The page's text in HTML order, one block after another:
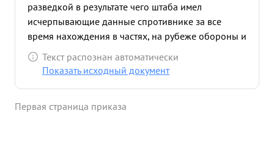
разведкой в результате чего штаба имел
исчерпывающие данные спротивнике за все
время нахождения в частях, на рубеже обороны и
в процессе наступления. в период действия
частей УР с 26.6. по 8.7.44 года Штаб под
же выполнение ими задач Командования УР. ...»
Текст распознан автоматически
Показать исходный документ
Первая страница приказа